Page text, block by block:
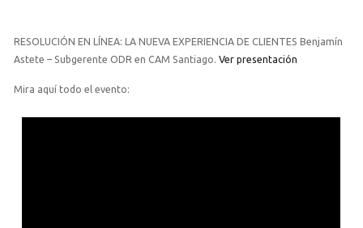
RESOLUCIÓN EN LÍNEA: LA NUEVA EXPERIENCIA DE CLIENTES Benjamín
Astete – Subgerente ODR en CAM Santiago.Ver presentación
Mira aquí todo el evento: